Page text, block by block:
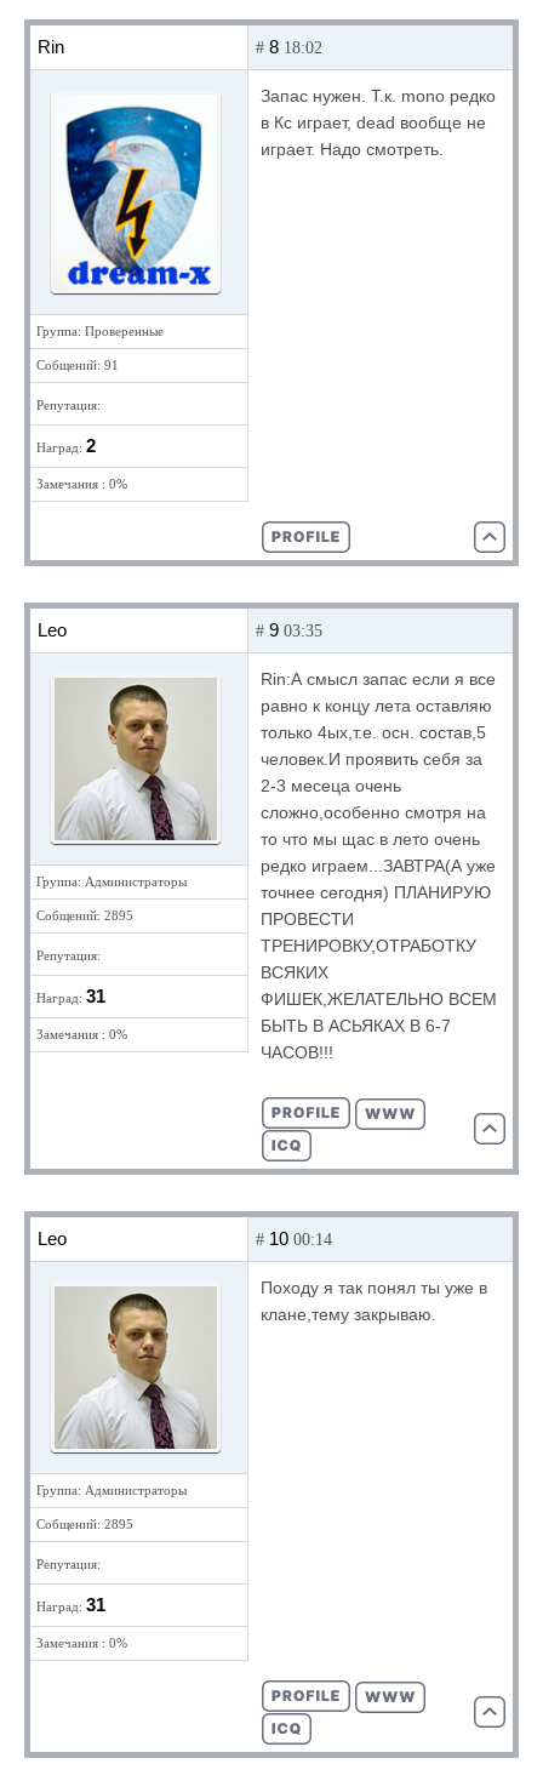
Rin
Группа: Проверенные
Собщений: 91
Репутация:
Наград: 2
Замечания : 0%
# 8 18:02
Запас нужен. Т.к. mono редко
в Кс играет, dead вообще не
играет. Надо смотреть.
Leo
Группа: Администраторы
Собщений: 2895
Репутация:
Наград: 31
Замечания : 0%
# 9 03:35
Rin:А смысл запас если я все
равно к концу лета оставляю
только 4ых,т.е. осн. состав,5
человек.И проявить себя за
2-3 месеца очень
сложно,особенно смотря на
то что мы щас в лето очень
редко играем...ЗАВТРА(А уже
точнее сегодня) ПЛАНИРУЮ
ПРОВЕСТИ
ТРЕНИРОВКУ,ОТРАБОТКУ
ВСЯКИХ
ФИШЕК,ЖЕЛАТЕЛЬНО ВСЕМ
БЫТЬ В АСЬЯКАХ В 6-7
ЧАСОВ!!!
Leo
Группа: Администраторы
Собщений: 2895
Репутация:
Наград: 31
Замечания : 0%
# 10 00:14
Походу я так понял ты уже в
клане,тему закрываю.